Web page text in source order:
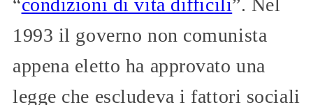
1993 il governo non comunista
appena eletto ha approvato una
legge che escludeva i fattori sociali